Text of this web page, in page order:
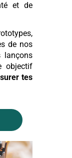
et de
de nos
lançons
objectif
tes